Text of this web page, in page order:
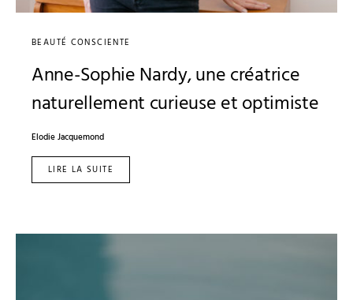
BEAUTÉ CONSCIENTE
Anne-Sophie Nardy, une créatrice
naturellement curieuse et optimiste
Elodie Jacquemond
LIRE LA SUITE